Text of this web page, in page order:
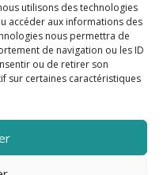
utilisons des technologies
accéder aux informations des
nous permettra de
de navigation ou les ID
ou de retirer son
sur certaines caractéristiques